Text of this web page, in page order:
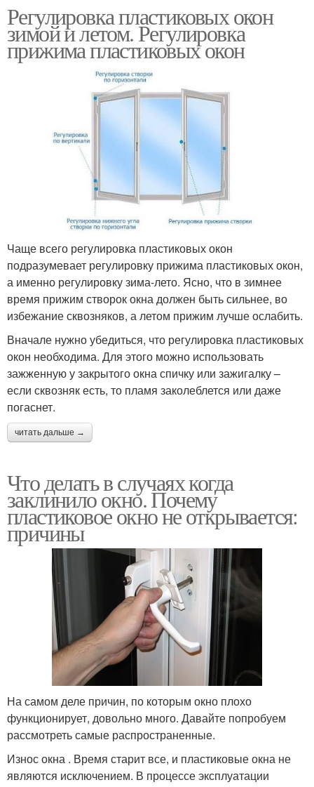
Регулировка пластиковых окон
зимой и летом. Регулировка
прижима пластиковых окон
Чаще всего регулировка пластиковых окон
подразумевает регулировку прижима пластиковых окон,
а именно регулировку зима-лето. Ясно, что в зимнее
время прижим створок окна должен быть сильнее, во
избежание сквозняков, а летом прижим лучше ослабить.
Вначале нужно убедиться, что регулировка пластиковых
окон необходима. Для этого можно использовать
зажженную у закрытого окна спичку или зажигалку –
если сквозняк есть, то пламя заколеблется или даже
погаснет.
читать дальше →
Что делать в случаях когда
заклинило окно. Почему
пластиковое окно не открывается:
причины
На самом деле причин, по которым окно плохо
функционирует, довольно много. Давайте попробуем
рассмотреть самые распространенные.
Износ окна . Время старит все, и пластиковые окна не
являются исключением. В процессе эксплуатации